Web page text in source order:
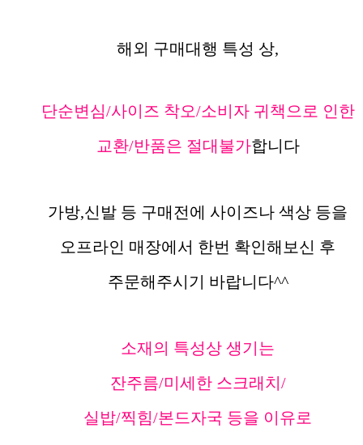
해외 구매대행 특성 상,
단순변심/사이즈 착오/소비자 귀책으로 인한
교환/반품은 절대불가합니다
가방,신발 등 구매전에 사이즈나 색상 등을
오프라인 매장에서 한번 확인해보신 후
주문해주시기 바랍니다^^
소재의 특성상 생기는
잔주름/미세한 스크래치/
실밥/찍힘/본드자국 등을 이유로